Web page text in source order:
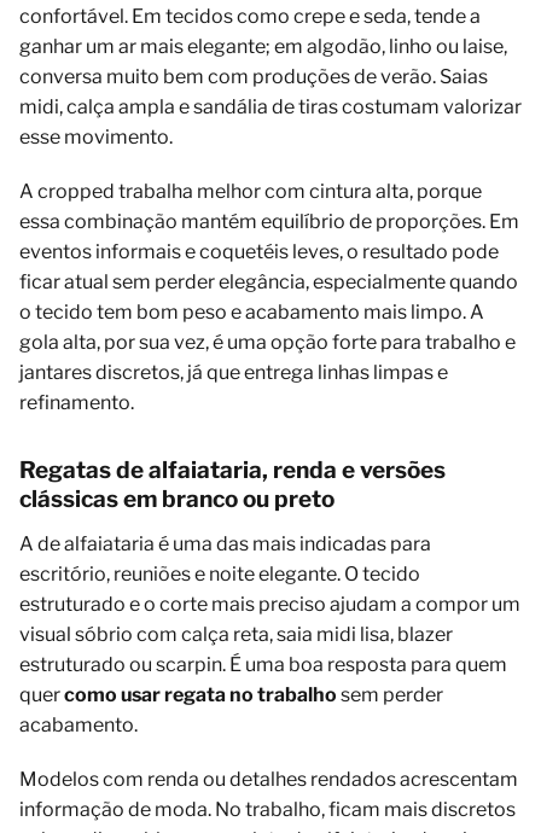
confortável. Em tecidos como crepe e seda, tende a
ganhar um ar mais elegante; em algodão, linho ou laise,
conversa muito bem com produções de verão. Saias
midi, calça ampla e sandália de tiras costumam valorizar
esse movimento.
A cropped trabalha melhor com cintura alta, porque
essa combinação mantém equilíbrio de proporções. Em
eventos informais e coquetéis leves, o resultado pode
ficar atual sem perder elegância, especialmente quando
o tecido tem bom peso e acabamento mais limpo. A
gola alta, por sua vez, é uma opção forte para trabalho e
jantares discretos, já que entrega linhas limpas e
refinamento.
Regatas de alfaiataria, renda e versões
clássicas em branco ou preto
A de alfaiataria é uma das mais indicadas para
escritório, reuniões e noite elegante. O tecido
estruturado e o corte mais preciso ajudam a compor um
visual sóbrio com calça reta, saia midi lisa, blazer
estruturado ou scarpin. É uma boa resposta para quem
quercomo usar regata no trabalho sem perder
acabamento.
Modelos com renda ou detalhes rendados acrescentam
informação de moda. No trabalho, ficam mais discretos